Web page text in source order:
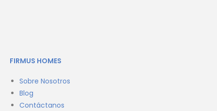
FIRMUS HOMES
Sobre Nosotros
Blog
Contáctanos